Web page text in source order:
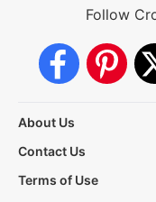
Follow
About Us
Contact Us
Terms of Use